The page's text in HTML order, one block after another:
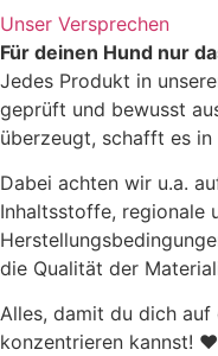
Unser Versprechen
Für deinen Hund nur
Jedes Produkt in
geprüft und bewusst
überzeugt, schafft es in
Dabei achten wir u.a.
Inhaltsstoffe, regionale
die Qualität der
Alles, damit du dich
konzentrieren kannst! ♥